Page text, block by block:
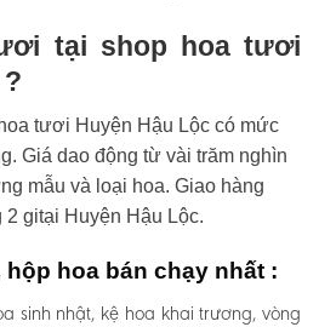
tại shop hoa tươi
tươi Huyện Hậu Lộc có mức
Giá dao động từ vài trăm nghìn
mẫu và loại hoa. Giao hàng
2 gitại Huyện Hậu Lộc.
hộp hoa bán chạy nhất :
sinh nhật, kệ hoa khai trương, vòng